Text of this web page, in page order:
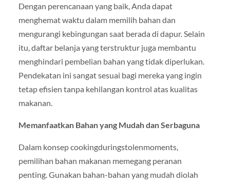
Dengan perencanaan yang baik, Anda dapat
menghemat waktu dalam memilih bahan dan
mengurangi kebingungan saat berada di dapur. Selain
itu, daftar belanja yang terstruktur juga membantu
menghindari pembelian bahan yang tidak diperlukan.
Pendekatan ini sangat sesuai bagi mereka yang ingin
tetap efisien tanpa kehilangan kontrol atas kualitas
makanan.
Memanfaatkan Bahan yang Mudah dan Serbaguna
Dalam konsep cookingduringstolenmoments,
pemilihan bahan makanan memegang peranan
penting. Gunakan bahan-bahan yang mudah diolah